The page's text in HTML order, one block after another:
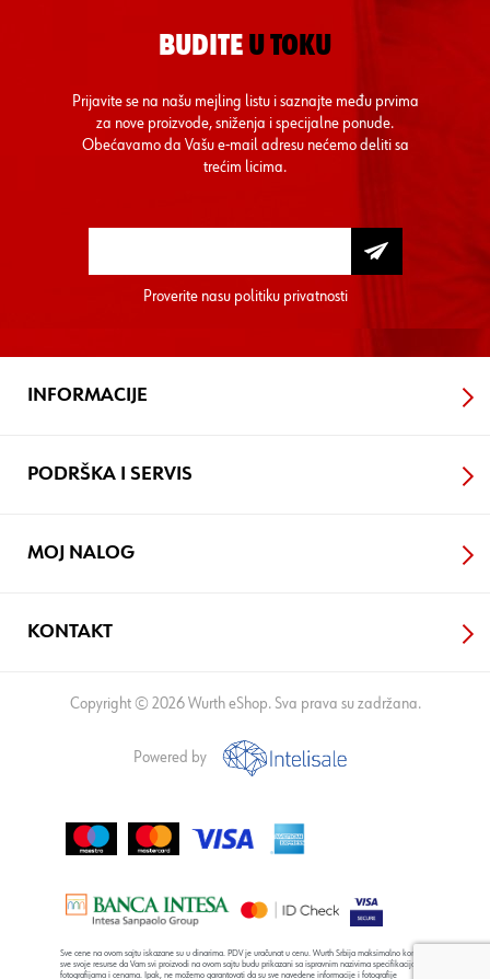
BUDITE U TOKU
Prijavite se na našu mejling listu i saznajte među prvima
za nove proizvode, sniženja i specijalne ponude.
Obećavamo da Vašu e-mail adresu nećemo deliti sa
trećim licima.
Proverite nasu politiku privatnosti
INFORMACIJE
PODRŠKA I SERVIS
MOJ NALOG
KONTAKT
Copyright © 2026 Wurth eShop. Sva prava su zadržana.
Powered by
Sve cene na ovom sajtu iskazane su u dinarima. PDV je uračunat u cenu. Wurth Srbija maksimalno koristi
sve svoje resurse da Vam svi proizvodi na ovom sajtu budu prikazani sa ispravnim nazivima specifikacija,
fotografijama i cenama. Ipak, ne možemo garantovati da su sve navedene informacije i fotografije